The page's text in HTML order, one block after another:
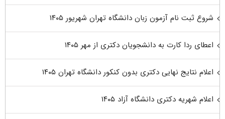
شروع ثبت نام آزمون زبان دانشگاه تهران شهریور ۱۴۰۵
اعطای ردا کارت به دانشجویان دکتری از مهر ۱۴۰۵
اعلام نتایج نهایی دکتری بدون کنکور دانشگاه تهران ۱۴۰۵
اعلام شهریه دکتری دانشگاه آزاد ۱۴۰۵